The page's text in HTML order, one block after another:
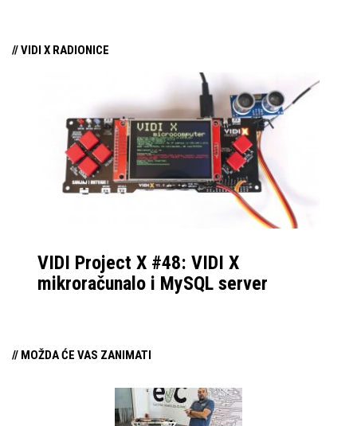
// VIDI X RADIONICE
VIDI Project X #48: VIDI X
mikroračunalo i MySQL server
// MOŽDA ĆE VAS ZANIMATI